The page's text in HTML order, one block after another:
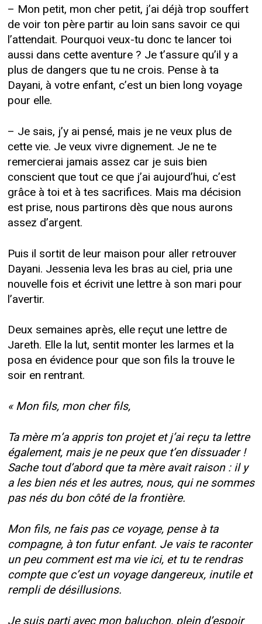
– Mon petit, mon cher petit, j’ai déjà trop souffert
de voir ton père partir au loin sans savoir ce qui
l’attendait. Pourquoi veux-tu donc te lancer toi
aussi dans cette aventure ? Je t’assure qu’il y a
plus de dangers que tu ne crois. Pense à ta
Dayani, à votre enfant, c’est un bien long voyage
pour elle.
– Je sais, j’y ai pensé, mais je ne veux plus de
cette vie. Je veux vivre dignement. Je ne te
remercierai jamais assez car je suis bien
conscient que tout ce que j’ai aujourd’hui, c’est
grâce à toi et à tes sacrifices. Mais ma décision
est prise, nous partirons dès que nous aurons
assez d’argent.
Puis il sortit de leur maison pour aller retrouver
Dayani. Jessenia leva les bras au ciel, pria une
nouvelle fois et écrivit une lettre à son mari pour
l’avertir.
Deux semaines après, elle reçut une lettre de
Jareth. Elle la lut, sentit monter les larmes et la
posa en évidence pour que son fils la trouve le
soir en rentrant.
« Mon fils, mon cher fils,
Ta mère m’a appris ton projet et j’ai reçu ta lettre
également, mais je ne peux que t’en dissuader !
Sache tout d’abord que ta mère avait raison : il y
a les bien nés et les autres, nous, qui ne sommes
pas nés du bon côté de la frontière.
Mon fils, ne fais pas ce voyage, pense à ta
compagne, à ton futur enfant. Je vais te raconter
un peu comment est ma vie ici, et tu te rendras
compte que c’est un voyage dangereux, inutile et
rempli de désillusions.